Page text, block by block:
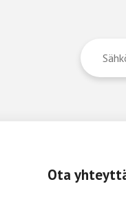
Ota